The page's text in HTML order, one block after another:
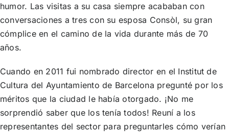
humor. Las visitas a su casa siempre acababan con
conversaciones a tres con su esposa Consòl, su gran
cómplice en el camino de la vida durante más de 70
años.
Cuando en 2011 fui nombrado director en el Institut de
Cultura del Ayuntamiento de Barcelona pregunté por los
méritos que la ciudad le había otorgado. ¡No me
sorprendió saber que los tenía todos! Reuní a los
representantes del sector para preguntarles cómo verían